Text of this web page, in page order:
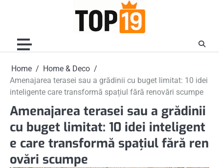
Home
Home & Deco
Amenajarea terasei sau a grădinii cu buget limitat: 10 idei
inteligente care transformă spațiul fără renovări scumpe
Amenajarea terasei sau a grădinii
cu buget limitat: 10 idei inteligent
e care transformă spațiul fără ren
ovări scumpe